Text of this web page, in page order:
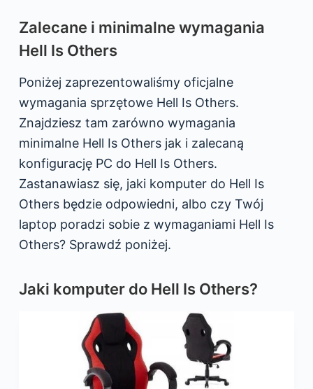
Zalecane i minimalne wymagania
Hell Is Others
Poniżej zaprezentowaliśmy oficjalne
wymagania sprzętowe Hell Is Others.
Znajdziesz tam zarówno wymagania
minimalne Hell Is Others jak i zalecaną
konfigurację PC do Hell Is Others.
Zastanawiasz się, jaki komputer do Hell Is
Others będzie odpowiedni, albo czy Twój
laptop poradzi sobie z wymaganiami Hell Is
Others? Sprawdź poniżej.
Jaki komputer do Hell Is Others?